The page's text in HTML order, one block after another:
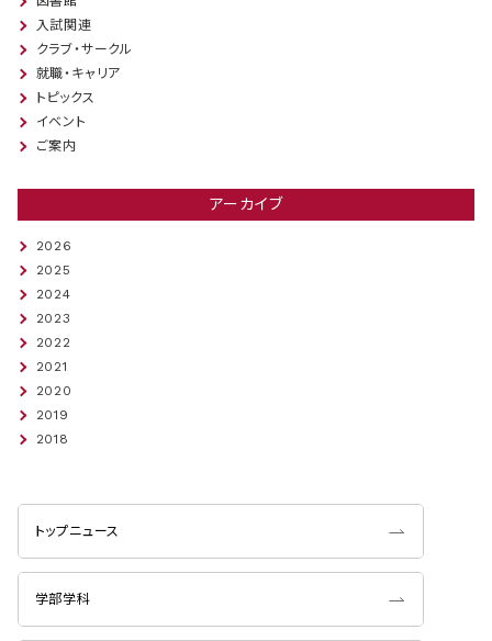
入試関連
クラブ・サークル
就職・キャリア
トピックス
イベント
ご案内
アーカイブ
2026
2025
2024
2023
2022
2021
2020
2019
2018
トップニュース
学部学科